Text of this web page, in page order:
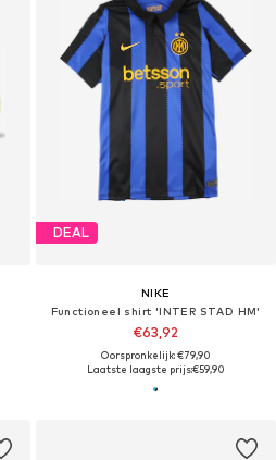
DEAL
NIKE
Functioneel shirt 'INTER STAD HM'
€63,92
Oorspronkelijk: €79,90
Laatste laagste prijs:€59,90